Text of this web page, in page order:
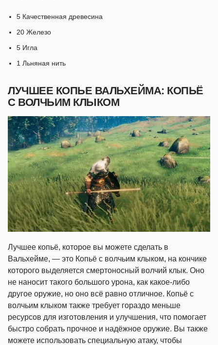
5 Качественная древесина
20 Железо
5 Игла
1 Льняная нить
ЛУЧШЕЕ КОПЬЕ ВАЛЬХЕЙМА: КОПЬЁ
С ВОЛЧЬИМ КЛЫКОМ
Лучшее копьё, которое вы можете сделать в
Вальхейме, — это Копьё с волчьим клыком, на кончике
которого выделяется смертоносный волчий клык. Оно
не наносит такого большого урона, как какое-либо
другое оружие, но оно всё равно отличное. Копьё с
волчьим клыком также требует гораздо меньше
ресурсов для изготовления и улучшения, что помогает
быстро собрать прочное и надёжное оружие. Вы также
можете использовать специальную атаку, чтобы